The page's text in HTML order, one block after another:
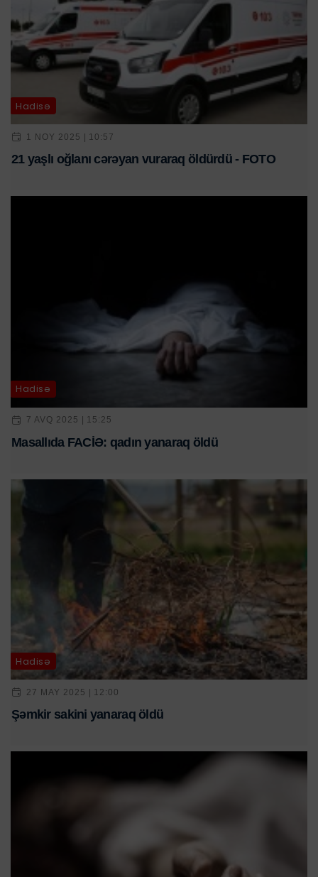
Hadisə
1 NOY 2025 | 10:57
21 yaşlı oğlanı cərəyan vuraraq öldürdü - FOTO
Hadisə
7 AVQ 2025 | 15:25
Masallıda FACİƏ: qadın yanaraq öldü
Hadisə
27 MAY 2025 | 12:00
Şəmkir sakini yanaraq öldü